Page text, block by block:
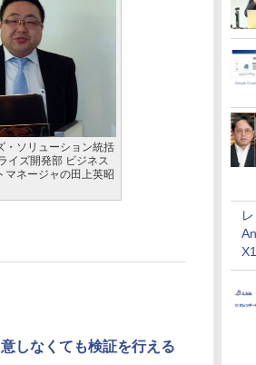
・ソリューション統括
イズ開発部 ビジネス
マネージャの田上英昭
しなくても検証を行える